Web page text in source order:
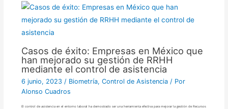
Casos de éxito: Empresas en México que
han mejorado su gestión de RRHH
mediante el control de asistencia
6 junio, 2023 / Biometría, Control de Asistencia/ Por
Alonso Cuadros
El control de asistencia en el entorno laboral ha demostrado ser una herramienta efectiva para mejorar la gestión de Recursos